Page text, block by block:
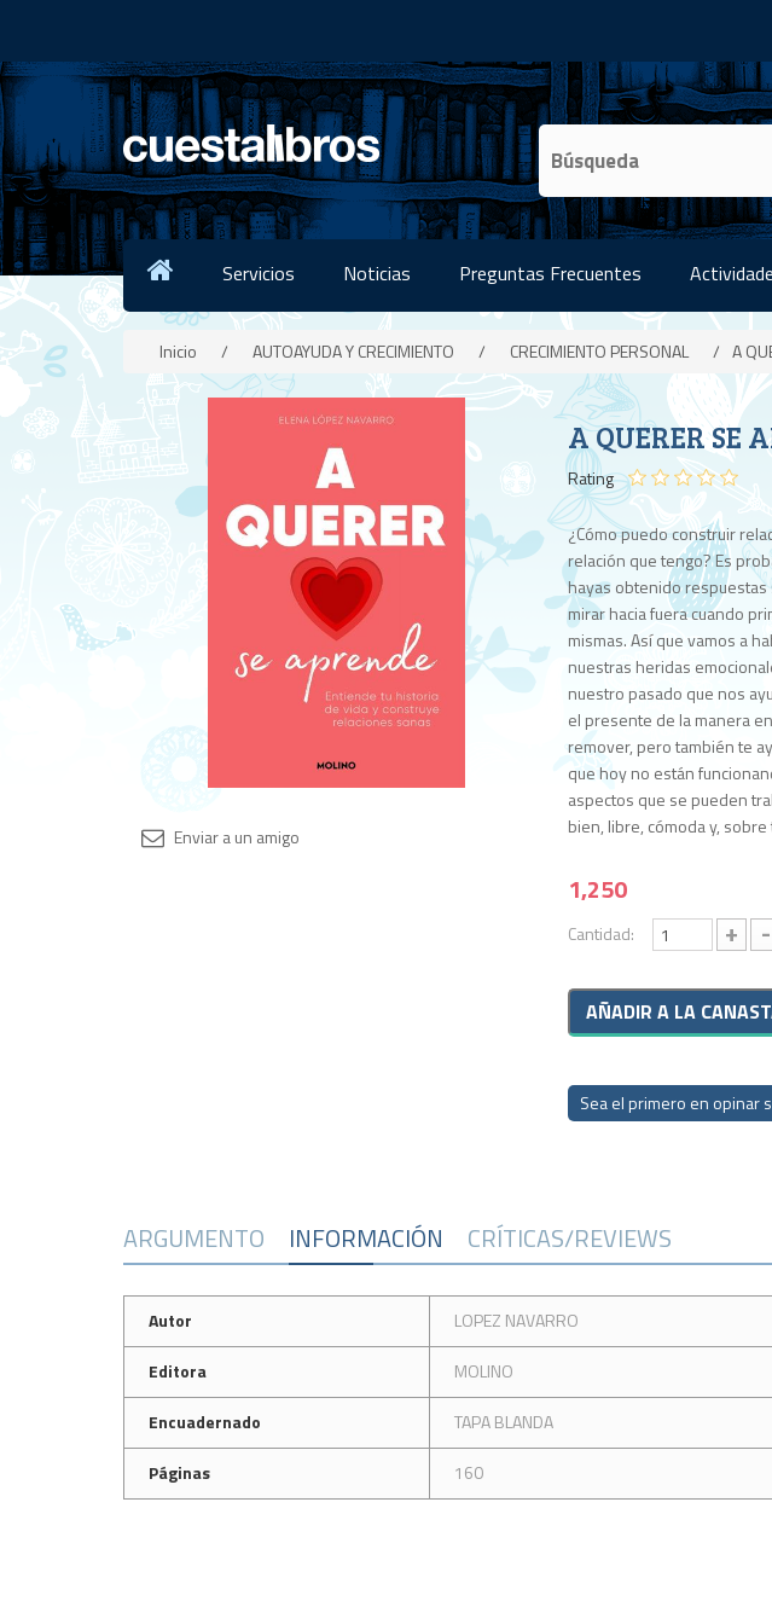
Servicios Noticias Preguntas Frecuentes
Inicio / AUTOAYUDA Y CRECIMIENTO / CRECIMIENTO PERSONAL / A
A QUERER SE
Rating
¿Cómo puedo construir
relación que tengo? Es
hayas obtenido
mirar hacia fuera cuando
mismas. Así que vamos a
nuestras heridas
nuestro pasado que nos
el presente de la manera
remover, pero también te
que hoy no están
aspectos que se pueden
bien, libre, cómoda y, sobre
1,250
Cantidad: + -
Sea el primero en opinar
ARGUMENTO INFORMACIÓN CRÍTICAS/REVIEWS
Autor
LOPEZ NAVARRO
Editora
MOLINO
Encuadernado
TAPA BLANDA
Páginas
160